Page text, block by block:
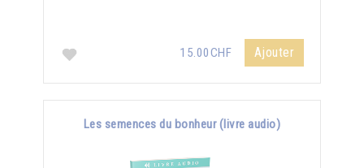
15.00CHF Ajouter
Les semences du bonheur (livre audio)